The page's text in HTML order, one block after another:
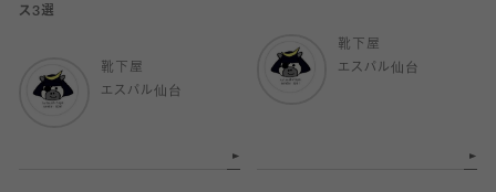
ス3選
靴下屋
エスパル仙台
靴下屋
エスパル仙台